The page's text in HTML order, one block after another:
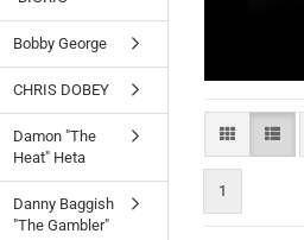
1
Bobby George
CHRIS DOBEY
Damon "The
Heat" Heta
Danny Baggish
"The Gambler"